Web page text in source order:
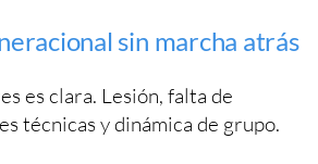
sin marcha atrás
es clara. Lesión, falta de
técnicas y dinámica de grupo.